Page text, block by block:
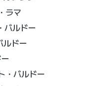
ラマ
バルドー
ルドー
・バルドー